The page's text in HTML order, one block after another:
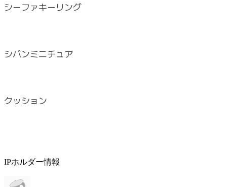
シーファキーリング
シバンミニチュア
クッション
IPホルダー情報